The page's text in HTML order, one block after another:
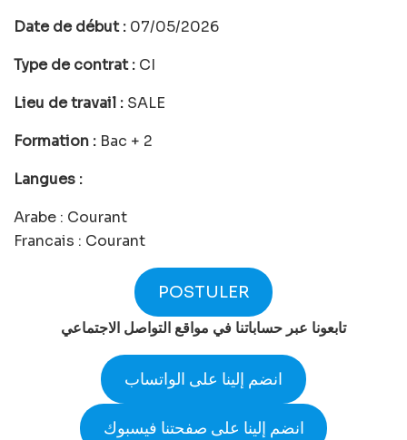
Date de début : 07/05/2026
Type de contrat : CI
Lieu de travail : SALE
Formation : Bac + 2
Langues :
Arabe : Courant
Francais : Courant
POSTULER
تابعونا عبر حساباتنا في مواقع التواصل الاجتماعي
انضم إلينا على الواتساب
انضم إلينا على صفحتنا فيسبوك